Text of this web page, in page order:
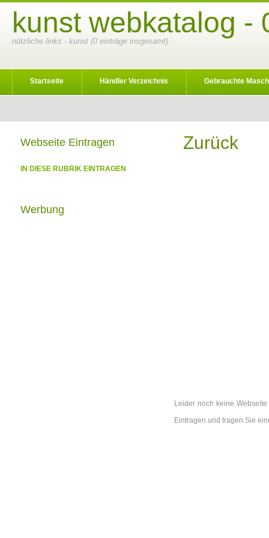
kunst webkatalog -
nützliche links - kunst (0 einträge insgesamt)
Startseite Händler Verzeichnis Gebrauchte
Zurück
Leider noch keine
Eintragen und tragen Sie
Webseite Eintragen
IN DIESE RUBRIK EINTRAGEN
Werbung